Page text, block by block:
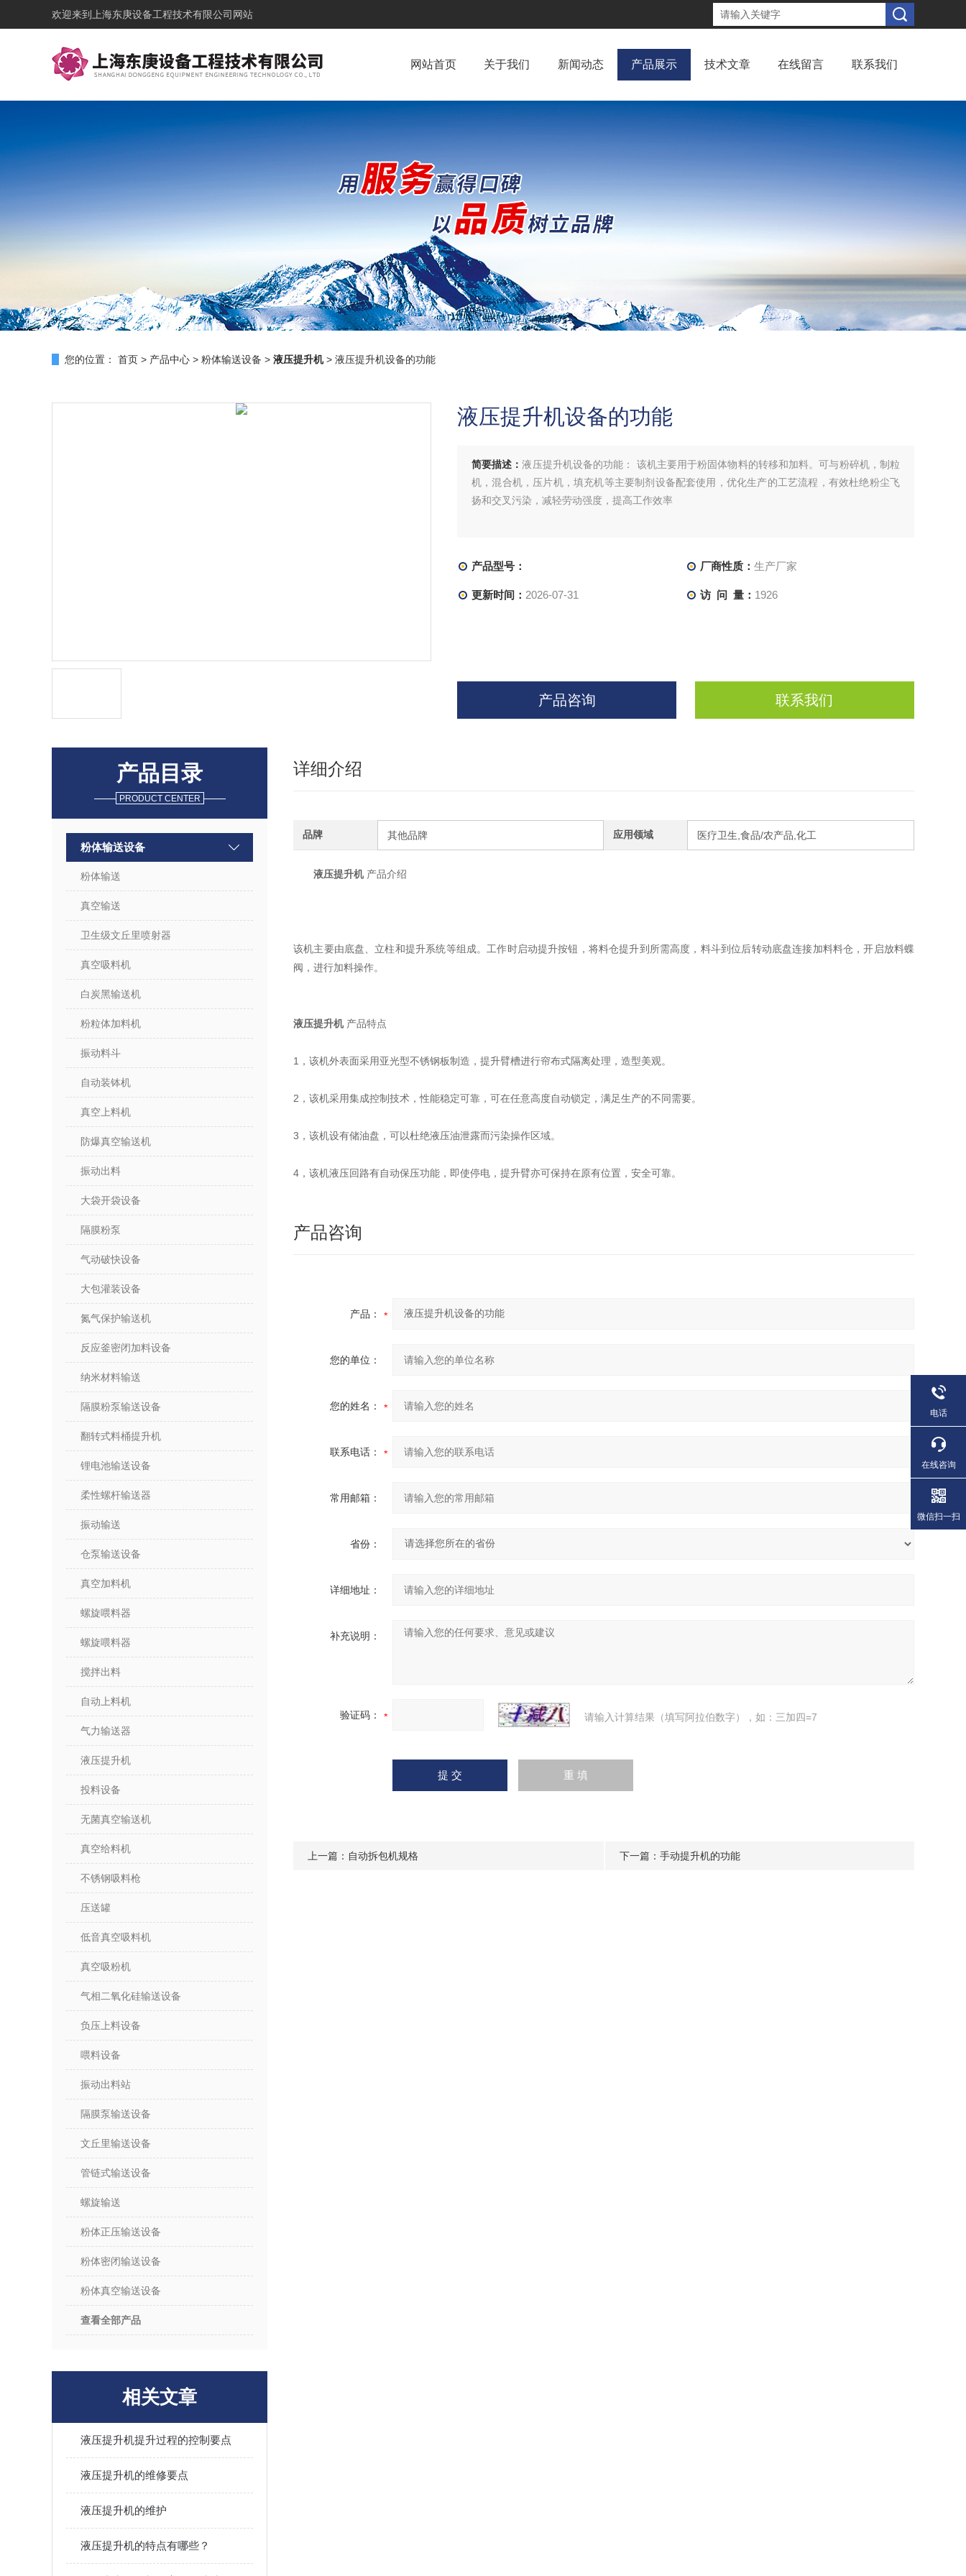
欢迎来到 上海东庚设备工程技术有限公司网站
网站首页 关于我们 新闻动态 产品展示 技术文章 在线留言 联系我们
您的位置： 首页 > 产品中心 > 粉体输送设备 > 液压提升机> 液压提升机设备的功能
液压提升机设备的功能
简要描述：液压提升机设备的功能： 该机主要用于粉固体物料的转移和加料。可与粉碎机，制粒
机，混合机，压片机，填充机等主要制剂设备配套使用，优化生产的工艺流程，有效杜绝粉尘飞
扬和交叉污染，减轻劳动强度，提高工作效率
产品型号： 厂商性质： 生产厂家
更新时间： 2026-07-31 访 问 量： 1926
产品咨询 联系我们
详细介绍
品牌 其他品牌 应用领域 医疗卫生,食品/农产品,化工
液压提升机产品介绍
该机主要由底盘、立柱和提升系统等组成。工作时启动提升按钮，将料仓提升到所需高度，料斗到位后转动底盘连接加料料仓，开启放料蝶
阀，进行加料操作。
液压提升机产品特点
1，该机外表面采用亚光型不锈钢板制造，提升臂槽进行帘布式隔离处理，造型美观。
2，该机采用集成控制技术，性能稳定可靠，可在任意高度自动锁定，满足生产的不同需要。
3，该机设有储油盘，可以杜绝液压油泄露而污染操作区域。
4，该机液压回路有自动保压功能，即使停电，提升臂亦可保持在原有位置，安全可靠。
产品咨询
产品：
您的单位：
您的姓名：
联系电话：
常用邮箱：
省份：
详细地址：
补充说明：
验证码： 请输入计算结果（填写阿拉伯数字），如：三加四=7
上一篇： 自动拆包机规格 下一篇： 手动提升机的功能
产品目录
PRODUCT CENTER
粉体输送设备
粉体输送
真空输送
卫生级文丘里喷射器
真空吸料机
白炭黑输送机
粉粒体加料机
振动料斗
自动装钵机
真空上料机
防爆真空输送机
振动出料
大袋开袋设备
隔膜粉泵
气动破快设备
大包灌装设备
氮气保护输送机
反应釜密闭加料设备
纳米材料输送
隔膜粉泵输送设备
翻转式料桶提升机
锂电池输送设备
柔性螺杆输送器
振动输送
仓泵输送设备
真空加料机
螺旋喂料器
螺旋喂料器
搅拌出料
自动上料机
气力输送器
液压提升机
投料设备
无菌真空输送机
真空给料机
不锈钢吸料枪
压送罐
低音真空吸料机
真空吸粉机
气相二氧化硅输送设备
负压上料设备
喂料设备
振动出料站
隔膜泵输送设备
文丘里输送设备
管链式输送设备
螺旋输送
粉体正压输送设备
粉体密闭输送设备
粉体真空输送设备
查看全部产品
相关文章
液压提升机提升过程的控制要点
液压提升机的维修要点
液压提升机的维护
液压提升机的特点有哪些？
电话
在线咨询
微信扫一扫